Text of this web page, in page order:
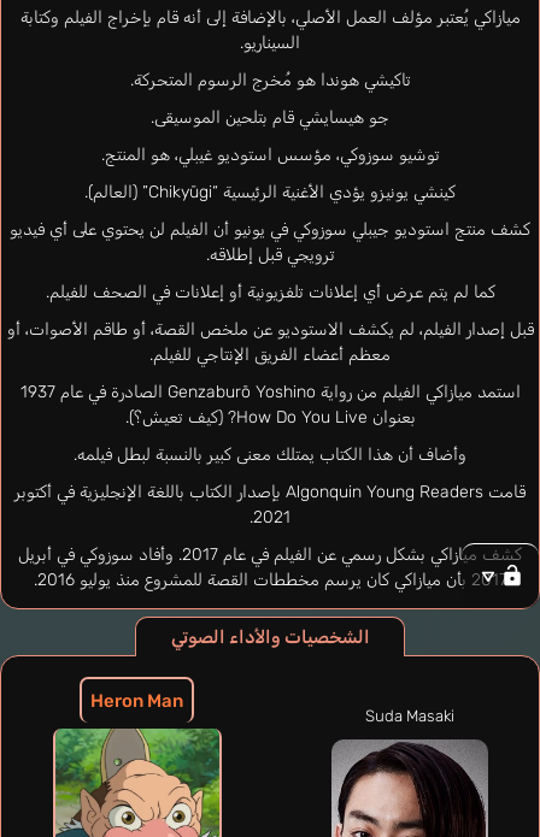
ميازاكي يُعتبر مؤلف العمل الأصلي، بالإضافة إلى أنه قام بإخراج الفيلم وكتابة
السيناريو.
تاكيشي هوندا هو مُخرج الرسوم المتحركة.
جو هيسايشي قام بتلحين الموسيقى.
توشيو سوزوكي، مؤسس استوديو غيبلي، هو المنتج.
كينشي يونيزو يؤدي الأغنية الرئيسية “Chikyūgi” (العالم).
كشف منتج استوديو جيبلي سوزوكي في يونيو أن الفيلم لن يحتوي على أي فيديو
ترويجي قبل إطلاقه.
كما لم يتم عرض أي إعلانات تلفزيونية أو إعلانات في الصحف للفيلم.
قبل إصدار الفيلم، لم يكشف الاستوديو عن ملخص القصة، أو طاقم الأصوات، أو
معظم أعضاء الفريق الإنتاجي للفيلم.
استمد ميازاكي الفيلم من رواية Genzaburō Yoshino الصادرة في عام 1937
بعنوان How Do You Live? (كيف تعيش؟).
وأضاف أن هذا الكتاب يمتلك معنى كبير بالنسبة لبطل فيلمه.
قامت Algonquin Young Readers بإصدار الكتاب باللغة الإنجليزية في أكتوبر
2021.
كشف ميازاكي بشكل رسمي عن الفيلم في عام 2017. وأفاد سوزوكي في أبريل
2017 بأن ميازاكي كان يرسم مخططات القصة للمشروع منذ يوليو 2016.
الشخصيات والأداء الصوتي
Heron Man
Suda Masaki